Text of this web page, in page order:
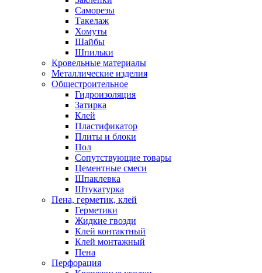
Саморезы
Такелаж
Хомуты
Шайбы
Шпильки
Кровельные материалы
Металлические изделия
Общестроительное
Гидроизоляция
Затирка
Клей
Пластификатор
Плиты и блоки
Пол
Сопутствующие товары
Цементные смеси
Шпаклевка
Штукатурка
Пена, герметик, клей
Герметики
Жидкие гвозди
Клей контактный
Клей монтажный
Пена
Перфорация